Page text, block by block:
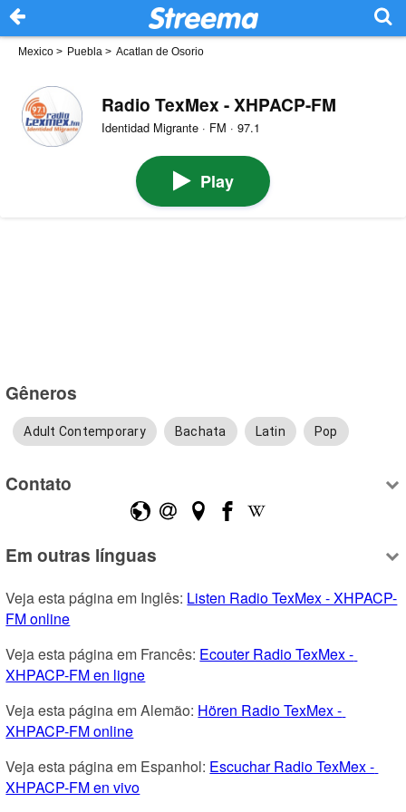
Mexico > Puebla > Acatlan de Osorio
Radio TexMex - XHPACP-FM
Identidad Migrante · FM · 97.1
Play
Gêneros
Adult Contemporary Bachata Latin Pop
Contato
Em outras línguas
Veja esta página em Inglês: Listen Radio TexMex - XHPACP-
FM online
Veja esta página em Francês: Ecouter Radio TexMex -
XHPACP-FM en ligne
Veja esta página em Alemão: Hören Radio TexMex -
XHPACP-FM online
Veja esta página em Espanhol: Escuchar Radio TexMex -
XHPACP-FM en vivo